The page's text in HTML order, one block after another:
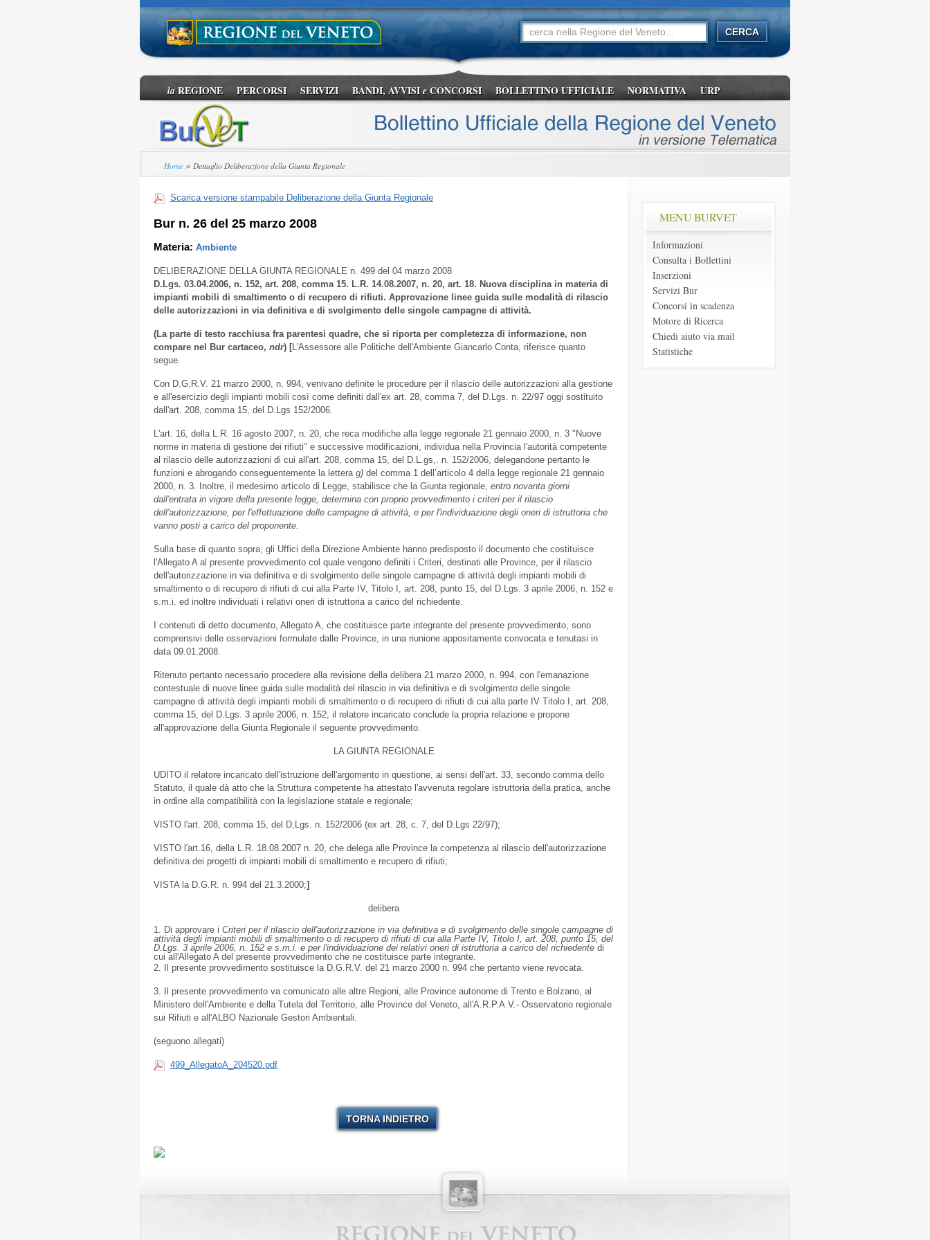
laREGIONE PERCORSI SERVIZI BANDI, AVVISIeCONCORSI BOLLETTINO UFFICIALE NORMATIVA URP
Home » Dettaglio Deliberazione della Giunta Regionale
Scarica versione stampabile Deliberazione della Giunta Regionale
Bur n. 26 del 25 marzo 2008
Materia: Ambiente
DELIBERAZIONE DELLA GIUNTA REGIONALE n. 499 del 04 marzo 2008
D.Lgs. 03.04.2006, n. 152, art. 208, comma 15. L.R. 14.08.2007, n. 20, art. 18. Nuova disciplina in materia di
impianti mobili di smaltimento o di recupero di rifiuti. Approvazione linee guida sulle modalità di rilascio
delle autorizzazioni in via definitiva e di svolgimento delle singole campagne di attività.
(La parte di testo racchiusa fra parentesi quadre, che si riporta per completezza di informazione, non
compare nel Bur cartaceo, ndr) [L'Assessore alle Politiche dell'Ambiente Giancarlo Conta, riferisce quanto
segue.
Con D.G.R.V. 21 marzo 2000, n. 994, venivano definite le procedure per il rilascio delle autorizzazioni alla gestione
e all'esercizio degli impianti mobili così come definiti dall'ex art. 28, comma 7, del D.Lgs. n. 22/97 oggi sostituito
dall'art. 208, comma 15, del D.Lgs 152/2006.
L'art. 16, della L.R. 16 agosto 2007, n. 20, che reca modifiche alla legge regionale 21 gennaio 2000, n. 3 "Nuove
norme in materia di gestione dei rifiuti" e successive modificazioni, individua nella Provincia l'autorità competente
al rilascio delle autorizzazioni di cui all'art. 208, comma 15, del D.L.gs,. n. 152/2006, delegandone pertanto le
funzioni e abrogando conseguentemente la lettera g) del comma 1 dell’articolo 4 della legge regionale 21 gennaio
2000, n. 3. Inoltre, il medesimo articolo di Legge, stabilisce che la Giunta regionale, entro novanta giorni
dall'entrata in vigore della presente legge, determina con proprio provvedimento i criteri per il rilascio
dell'autorizzazione, per l'effettuazione delle campagne di attività, e per l'individuazione degli oneri di istruttoria che
vanno posti a carico del proponente.
Sulla base di quanto sopra, gli Uffici della Direzione Ambiente hanno predisposto il documento che costituisce
l'Allegato A al presente provvedimento col quale vengono definiti i Criteri, destinati alle Province, per il rilascio
dell'autorizzazione in via definitiva e di svolgimento delle singole campagne di attività degli impianti mobili di
smaltimento o di recupero di rifiuti di cui alla Parte IV, Titolo I, art. 208, punto 15, del D.Lgs. 3 aprile 2006, n. 152 e
s.m.i. ed inoltre individuati i relativi oneri di istruttoria a carico del richiedente.
I contenuti di detto documento, Allegato A, che costituisce parte integrante del presente provvedimento, sono
comprensivi delle osservazioni formulate dalle Province, in una riunione appositamente convocata e tenutasi in
data 09.01.2008.
Ritenuto pertanto necessario procedere alla revisione della delibera 21 marzo 2000, n. 994, con l'emanazione
contestuale di nuove linee guida sulle modalità del rilascio in via definitiva e di svolgimento delle singole
campagne di attività degli impianti mobili di smaltimento o di recupero di rifiuti di cui alla parte IV Titolo I, art. 208,
comma 15, del D.Lgs. 3 aprile 2006, n. 152, il relatore incaricato conclude la propria relazione e propone
all'approvazione della Giunta Regionale il seguente provvedimento.
LA GIUNTA REGIONALE
UDITO il relatore incaricato dell'istruzione dell'argomento in questione, ai sensi dell'art. 33, secondo comma dello
Statuto, il quale dà atto che la Struttura competente ha attestato l'avvenuta regolare istruttoria della pratica, anche
in ordine alla compatibilità con la legislazione statale e regionale;
VISTO l'art. 208, comma 15, del D,Lgs. n. 152/2006 (ex art. 28, c. 7, del D.Lgs 22/97);
VISTO l'art.16, della L.R. 18.08.2007 n. 20, che delega alle Province la competenza al rilascio dell'autorizzazione
definitiva dei progetti di impianti mobili di smaltimento e recupero di rifiuti;
VISTA la D.G.R. n. 994 del 21.3.2000;]
delibera
1. Di approvare i Criteri per il rilascio dell'autorizzazione in via definitiva e di svolgimento delle singole campagne di
attività degli impianti mobili di smaltimento o di recupero di rifiuti di cui alla Parte IV, Titolo I, art. 208, punto 15, del
D.Lgs. 3 aprile 2006, n. 152 e s.m.i. e per l'individuazione dei relativi oneri di istruttoria a carico del richiedente di
cui all'Allegato A del presente provvedimento che ne costituisce parte integrante.
2. Il presente provvedimento sostituisce la D.G.R.V. del 21 marzo 2000 n. 994 che pertanto viene revocata.
3. Il presente provvedimento va comunicato alle altre Regioni, alle Province autonome di Trento e Bolzano, al
Ministero dell'Ambiente e della Tutela del Territorio, alle Province del Veneto, all'A.R.P.A.V.- Osservatorio regionale
sui Rifiuti e all'ALBO Nazionale Gestori Ambientali.
(seguono allegati)
499_AllegatoA_204520.pdf
TORNA INDIETRO
MENU BURVET
Informazioni
Consulta i Bollettini
Inserzioni
Servizi Bur
Concorsi in scadenza
Motore di Ricerca
Chiedi aiuto via mail
Statistiche